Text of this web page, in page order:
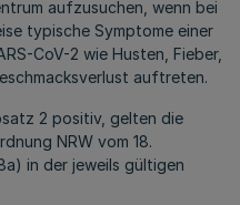
aufzusuchen, wenn bei
typische Symptome einer
CoV-2 wie Husten, Fieber,
auftreten.
2 positiv, gelten die
NRW vom 18.
in der jeweils gültigen